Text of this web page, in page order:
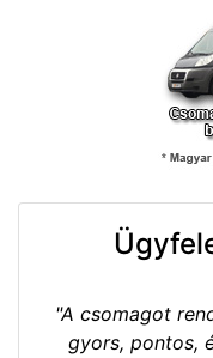
"A csomagot
gyors, pontos,